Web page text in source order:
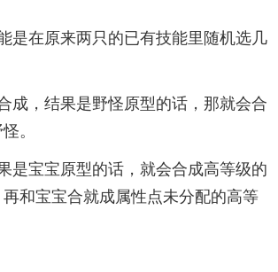
是在原来两只的已有技能里随机选几
成，结果是野怪原型的话，那就会合
。
是宝宝原型的话，就会合成高等级的
和宝宝合就成属性点未分配的高等